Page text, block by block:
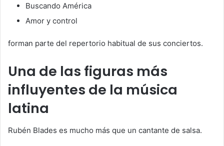
Buscando América
Amor y control
forman parte del repertorio habitual de sus conciertos.
Una de las figuras más
influyentes de la música
latina
Rubén Blades es mucho más que un cantante de salsa.